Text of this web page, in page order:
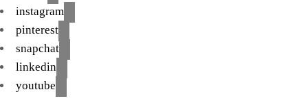
instagram
pinterest
snapchat
linkedin
youtube